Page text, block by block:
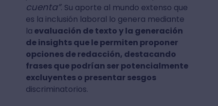
cuenta”. Su aporte al mundo extenso que
es la inclusión laboral lo genera mediante
la evaluación de texto y la generación
de insights que le permiten proponer
opciones de redacción, destacando
frases que podrían ser potencialmente
excluyentes o presentar sesgos
discriminatorios.